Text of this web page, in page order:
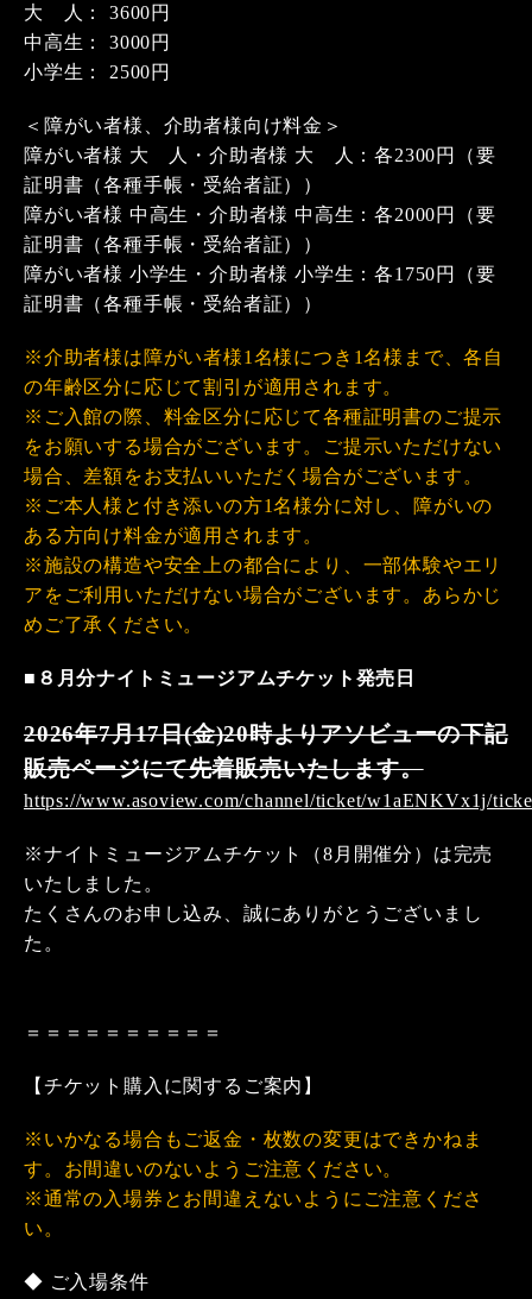
大 人： 3600円
中高生： 3000円
小学生： 2500円
＜障がい者様、介助者様向け料金＞
障がい者様 大 人・介助者様 大 人：各2300円（要
証明書（各種手帳・受給者証））
障がい者様 中高生・介助者様 中高生：各2000円（要
証明書（各種手帳・受給者証））
障がい者様 小学生・介助者様 小学生：各1750円（要
証明書（各種手帳・受給者証））
※介助者様は障がい者様1名様につき1名様まで、各自
の年齢区分に応じて割引が適用されます。
※ご入館の際、料金区分に応じて各種証明書のご提示
をお願いする場合がございます。ご提示いただけない
場合、差額をお支払いいただく場合がございます。
※ご本人様と付き添いの方1名様分に対し、障がいの
ある方向け料金が適用されます。
※施設の構造や安全上の都合により、一部体験やエリ
アをご利用いただけない場合がございます。あらかじ
めご了承ください。
■ ８月分ナイトミュージアムチケット発売日
2026年7月17日(金)20時よりアソビューの下記
販売ページにて先着販売いたします。
https://www.asoview.com/channel/ticket/w1aENKVx1j/
※ナイトミュージアムチケット（8月開催分）は完売
いたしました。
たくさんのお申し込み、誠にありがとうございまし
た。
＝＝＝＝＝＝＝＝＝＝
【チケット購入に関するご案内】
※いかなる場合もご返金・枚数の変更はできかねま
す。お間違いのないようご注意ください。
※通常の入場券とお間違えないようにご注意くださ
い。
◆ ご入場条件